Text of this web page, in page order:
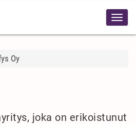
Oy
joka on erikoistunut